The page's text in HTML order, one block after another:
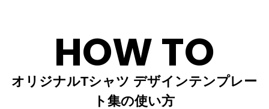
HOW TO
オリジナルTシャツ デザインテンプレー
ト集の使い方